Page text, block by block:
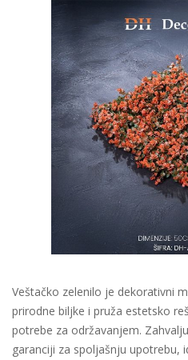
Veštačko zelenilo je dekorativni
prirodne biljke i pruža estetsko
potrebe za održavanjem.
garanciji za spoljašnju upotrebu,